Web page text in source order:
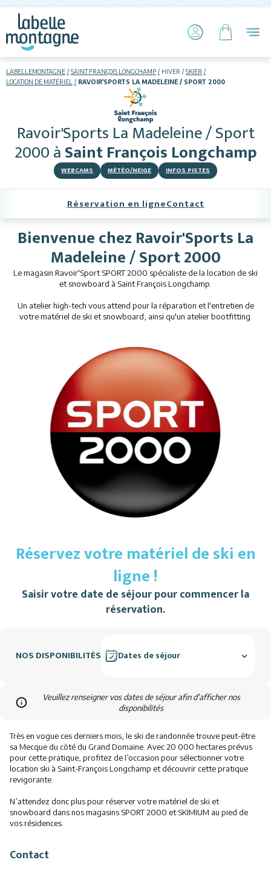
LABELLEMONTAGNE SAINT FRANÇOIS LONGCHAMP HIVER
SKIER
LOCATION DE MATÉRIEL
RAVOIR'SPORTS LA MADELEINE / SPORT 2000
Ravoir'Sports La Madeleine / Sport
2000àSaint François Longchamp
WEBCAMS MÉTÉO/NEIGE INFOS PISTES
Skier
Hébergements
Activités
Restaurants
Services
Réservation en ligneContact
Bienvenue chez Ravoir'Sports La
Madeleine / Sport 2000
Le magasin Ravoir'Sport SPORT 2000 spécialiste de la location de ski
et snowboard à Saint François Longchamp.
Un atelier high-tech vous attend pour la réparation et l'entretien de
votre matériel de ski et snowboard, ainsi qu'un atelier bootfitting.
Réservez votre matériel de ski en
ligne !
Saisir votre date de séjour pour commencer la
réservation.
NOS DISPONIBILITÉS Dates de séjour
Veuillez renseigner vos dates de séjour afin d'afficher nos
disponibilités
Très en vogue ces derniers mois, le ski de randonnée trouve peut-être
sa Mecque du côté du Grand Domaine. Avec 20 000 hectares prévus
pour cette pratique, profitez de l’occasion pour sélectionner votre
location ski à Saint-François Longchamp et découvrir cette pratique
revigorante.
N’attendez donc plus pour réserver votre matériel de ski et
snowboard dans nos magasins SPORT 2000 et SKIMIUM au pied de
vos résidences.
Contact